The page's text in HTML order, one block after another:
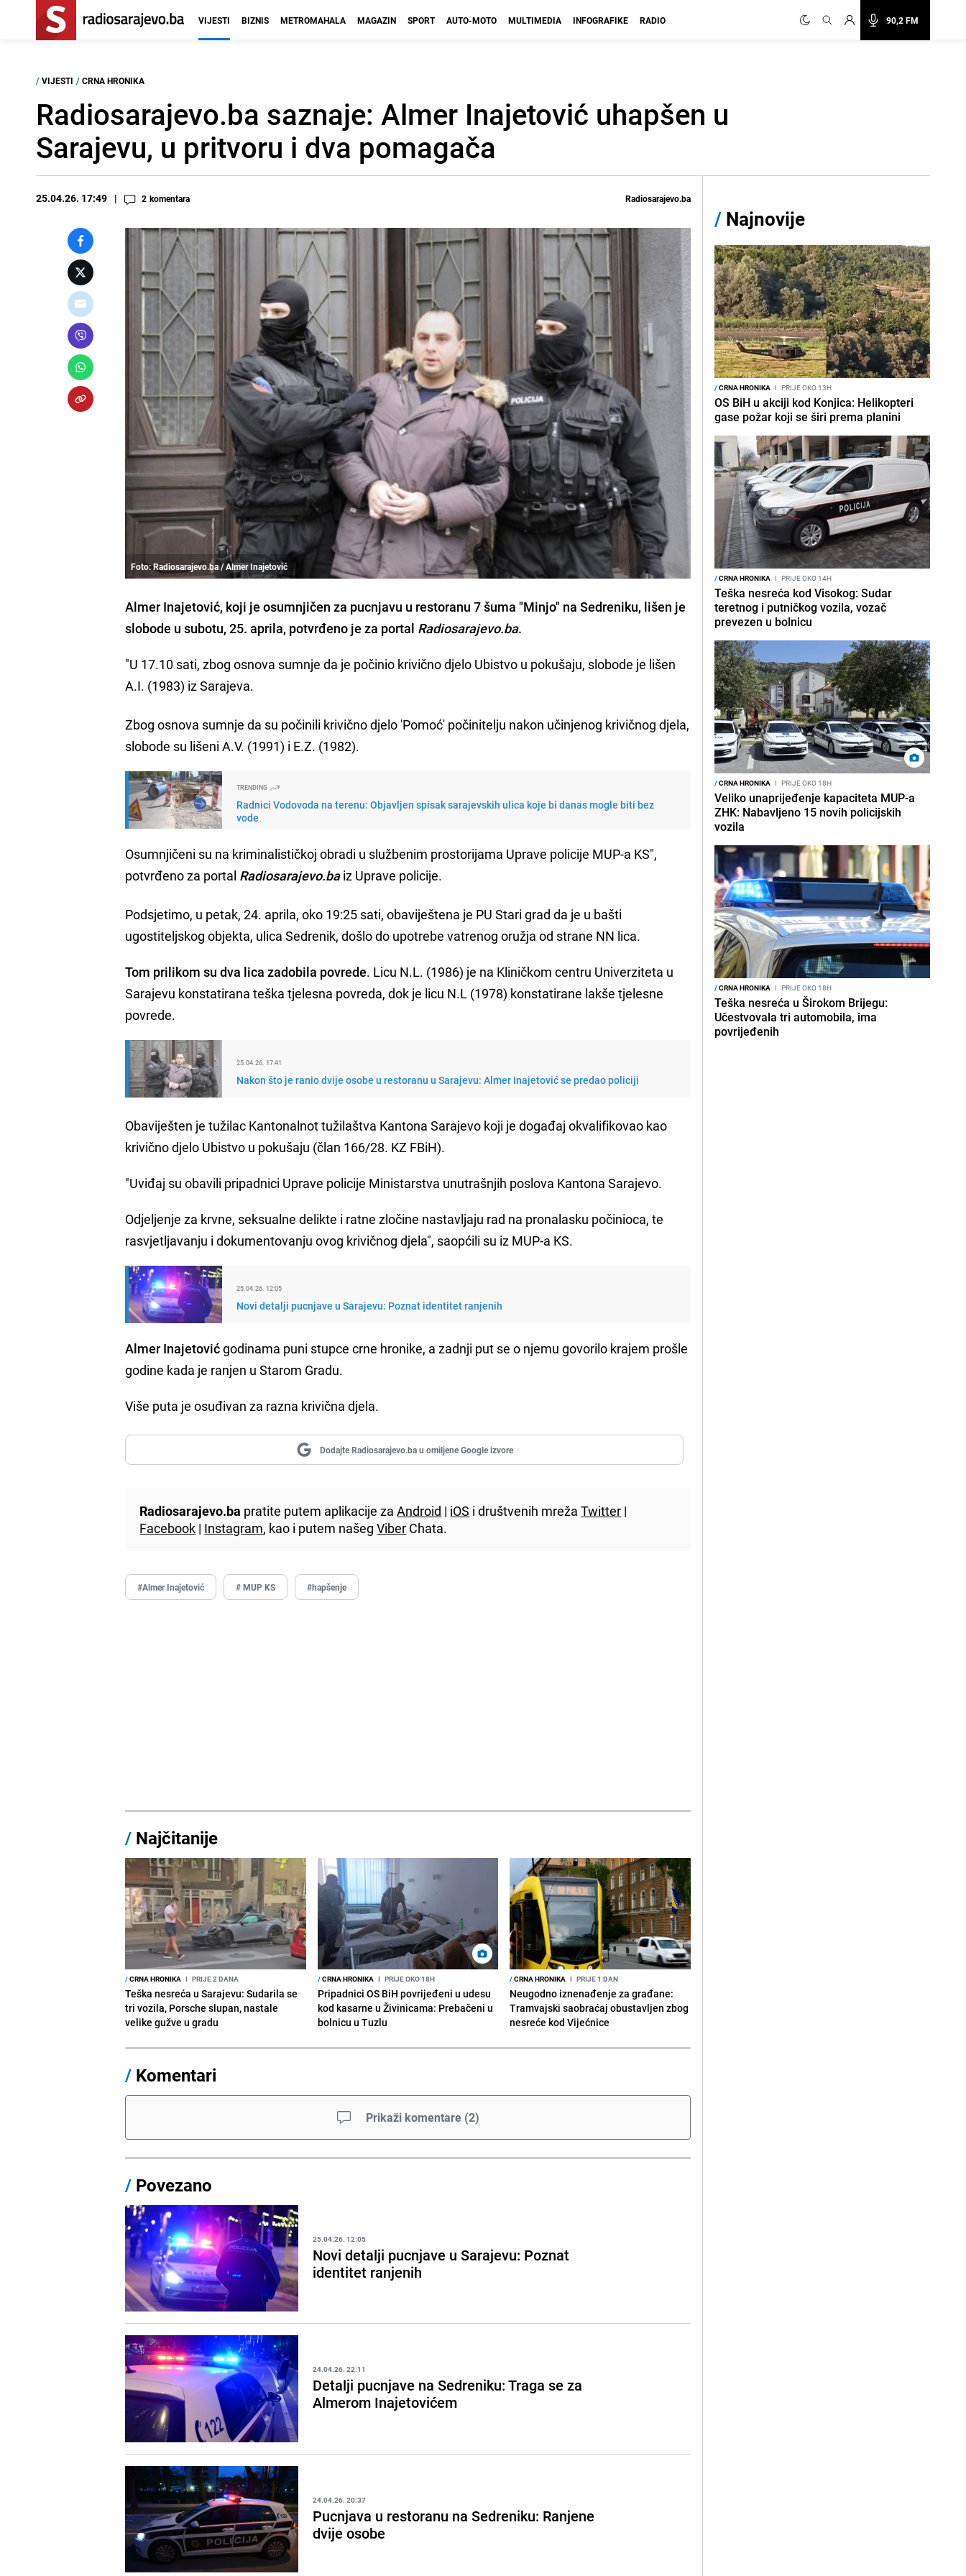
90,2 FM
VIJESTI BIZNIS METROMAHALA MAGAZIN SPORT AUTO-MOTO MULTIMEDIA INFOGRAFIKE RADIO
/ VIJESTI / CRNA HRONIKA
Radiosarajevo.ba saznaje: Almer Inajetović uhapšen u
Sarajevu, u pritvoru i dva pomagača
25.04.26. 17:49 2 komentara Radiosarajevo.ba
Foto: Radiosarajevo.ba / Almer Inajetović
Almer Inajetović, koji je osumnjičen za pucnjavu u restoranu 7 šuma "Minjo" na Sedreniku, lišen je
slobode u subotu, 25. aprila, potvrđeno je za portal Radiosarajevo.ba.
"U 17.10 sati, zbog osnova sumnje da je počinio krivično djelo Ubistvo u pokušaju, slobode je lišen
A.I. (1983) iz Sarajeva.
Zbog osnova sumnje da su počinili krivično djelo 'Pomoć' počinitelju nakon učinjenog krivičnog djela,
slobode su lišeni A.V. (1991) i E.Z. (1982).
TRENDING
Radnici Vodovoda na terenu: Objavljen spisak sarajevskih ulica koje bi danas mogle biti bez
vode
Osumnjičeni su na kriminalističkoj obradi u službenim prostorijama Uprave policije MUP-a KS",
potvrđeno za portal Radiosarajevo.baiz Uprave policije.
Podsjetimo, u petak, 24. aprila, oko 19:25 sati, obaviještena je PU Stari grad da je u bašti
ugostiteljskog objekta, ulica Sedrenik, došlo do upotrebe vatrenog oružja od strane NN lica.
Tom prilikom su dva lica zadobila povrede. Licu N.L. (1986) je na Kliničkom centru Univerziteta u
Sarajevu konstatirana teška tjelesna povreda, dok je licu N.L (1978) konstatirane lakše tjelesne
povrede.
25.04.26. 17:41
Nakon što je ranio dvije osobe u restoranu u Sarajevu: Almer Inajetović se predao policiji
Obaviješten je tužilac Kantonalnot tužilaštva Kantona Sarajevo koji je događaj okvalifikovao kao
krivično djelo Ubistvo u pokušaju (član 166/28. KZ FBiH).
"Uviđaj su obavili pripadnici Uprave policije Ministarstva unutrašnjih poslova Kantona Sarajevo.
Odjeljenje za krvne, seksualne delikte i ratne zločine nastavljaju rad na pronalasku počinioca, te
rasvjetljavanju i dokumentovanju ovog krivičnog djela", saopćili su iz MUP-a KS.
25.04.26. 12:05
Novi detalji pucnjave u Sarajevu: Poznat identitet ranjenih
Almer Inajetovićgodinama puni stupce crne hronike, a zadnji put se o njemu govorilo krajem prošle
godine kada je ranjen u Starom Gradu.
Više puta je osuđivan za razna krivična djela.
Dodajte Radiosarajevo.ba u omiljene Google izvore
Radiosarajevo.ba pratite putem aplikacije zaAndroid | iOS i društvenih mrežaTwitter |
Facebook | Instagram, kao i putem našegViber Chata.
#Almer Inajetović # MUP KS #hapšenje
/ Najčitanije
/CRNA HRONIKA I PRIJE 2 DANA
Teška nesreća u Sarajevu: Sudarila se
tri vozila, Porsche slupan, nastale
velike gužve u gradu
/CRNA HRONIKA I PRIJE OKO 18H
Pripadnici OS BiH povrijeđeni u udesu
kod kasarne u Živinicama: Prebačeni u
bolnicu u Tuzlu
/CRNA HRONIKA I PRIJE 1 DAN
Neugodno iznenađenje za građane:
Tramvajski saobraćaj obustavljen zbog
nesreće kod Vijećnice
/ Komentari
Prikaži komentare (2)
/ Povezano
25.04.26. 12:05
Novi detalji pucnjave u Sarajevu: Poznat
identitet ranjenih
24.04.26. 22:11
Detalji pucnjave na Sedreniku: Traga se za
Almerom Inajetovićem
24.04.26. 20:37
Pucnjava u restoranu na Sedreniku: Ranjene
dvije osobe
/ Najnovije
/CRNA HRONIKA I PRIJE OKO 13H
OS BiH u akciji kod Konjica: Helikopteri
gase požar koji se širi prema planini
/CRNA HRONIKA I PRIJE OKO 14H
Teška nesreća kod Visokog: Sudar
teretnog i putničkog vozila, vozač
prevezen u bolnicu
/CRNA HRONIKA I PRIJE OKO 18H
Veliko unaprijeđenje kapaciteta MUP-a
ZHK: Nabavljeno 15 novih policijskih
vozila
/CRNA HRONIKA I PRIJE OKO 18H
Teška nesreća u Širokom Brijegu:
Učestvovala tri automobila, ima
povrijeđenih